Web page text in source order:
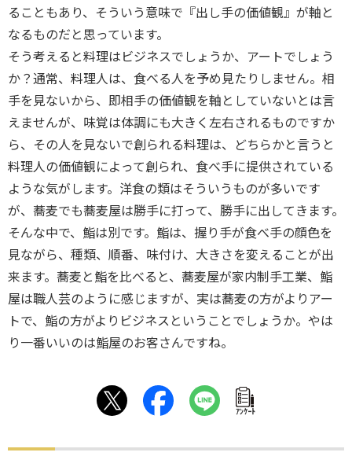
ることもあり、そういう意味で『出し手の価値観』が軸と
なるものだと思っています。
そう考えると料理はビジネスでしょうか、アートでしょう
か？通常、料理人は、食べる人を予め見たりしません。相
手を見ないから、即相手の価値観を軸としていないとは言
えませんが、味覚は体調にも大きく左右されるものですか
ら、その人を見ないで創られる料理は、どちらかと言うと
料理人の価値観によって創られ、食べ手に提供されている
ような気がします。洋食の類はそういうものが多いです
が、蕎麦でも蕎麦屋は勝手に打って、勝手に出してきます。
そんな中で、鮨は別です。鮨は、握り手が食べ手の顔色を
見ながら、種類、順番、味付け、大きさを変えることが出
来ます。蕎麦と鮨を比べると、蕎麦屋が家内制手工業、鮨
屋は職人芸のように感じますが、実は蕎麦の方がよりアー
トで、鮨の方がよりビジネスということでしょうか。やは
り一番いいのは鮨屋のお客さんですね。
ｱﾝｹｰﾄ